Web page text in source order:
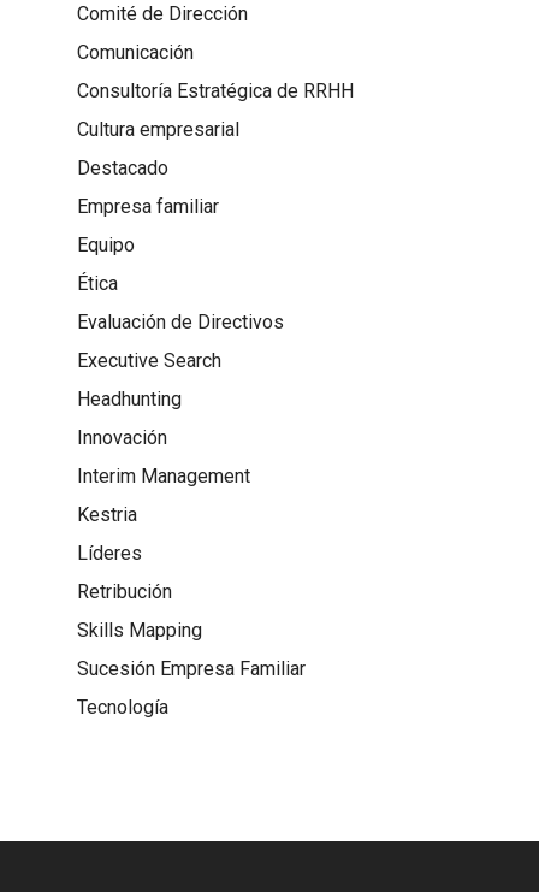
Comité de Dirección
Comunicación
Consultoría Estratégica de RRHH
Cultura empresarial
Destacado
Empresa familiar
Equipo
Ética
Evaluación de Directivos
Executive Search
Headhunting
Innovación
Interim Management
Kestria
Líderes
Retribución
Skills Mapping
Sucesión Empresa Familiar
Tecnología